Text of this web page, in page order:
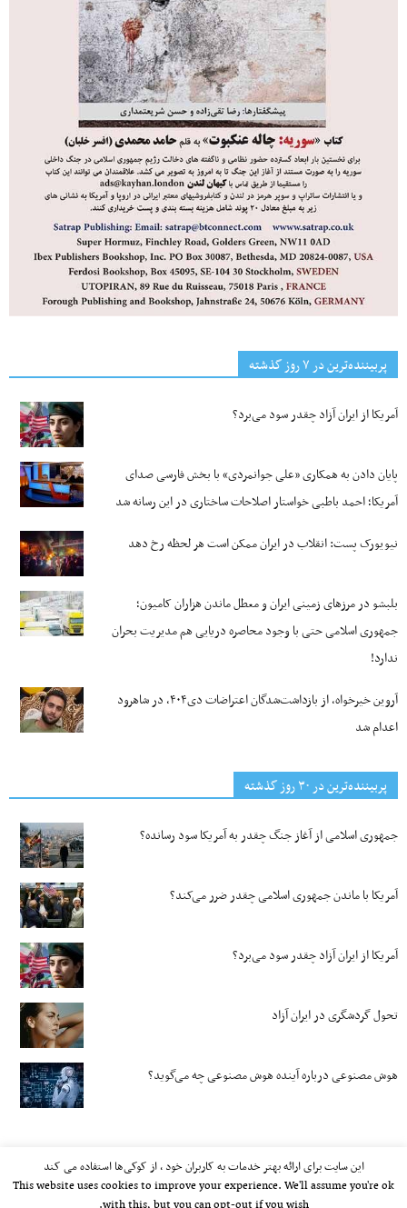
پربیننده‌ترین‌ در ۷ روز گذشته
آمریکا از ایران آزاد چقدر سود می‌برد؟
پایان دادن به همکاری «علی جوانمردی» با بخش فارسی صدای
آمریکا؛ احمد باطبی خواستار اصلاحات ساختاری در این رسانه شد
نیویورک پست: انقلاب در ایران ممکن است هر لحظه رخ دهد
بلبشو در مرزهای زمینی ایران و معطل ماندن هزاران کامیون؛
جمهوری اسلامی حتی با وجود محاصره دریایی هم مدیریت بحران
ندارد!
آروین خیرخواه، از بازداشت‌شدگان اعتراضات دی۴۰۴، در شاهرود
اعدام شد
پربیننده‌ترین‌ در ۳۰ روز گذشته
جمهوری اسلامی از آغاز جنگ چقدر به آمریکا سود رسانده؟
آمریکا با ماندن جمهوری اسلامی چقدر ضرر می‌کند؟
آمریکا از ایران آزاد چقدر سود می‌برد؟
تحول گردشگری در ایران آزاد
هوش مصنوعی درباره آینده هوش مصنوعی چه می‌گوید؟
این سایت برای ارائه بهتر خدمات به کاربران خود ، از کوکی‌ها استفاده می کند
This website uses cookies to improve your experience. We'll assume you're ok